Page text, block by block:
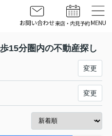
15分圏内の不動産探し
変更
変更